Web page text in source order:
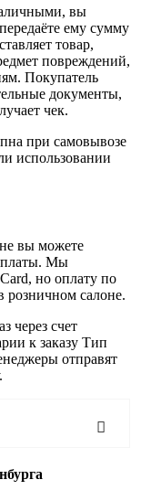
вы
ему сумму
товар,
повреждений,
Покупатель
документы,
чек.
при самовывозе
использовании
вы можете
Мы
но оплату по
салоне.
через счет
к заказу Тип
отправят